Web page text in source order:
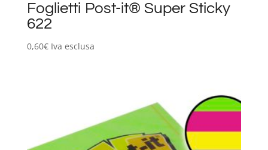
Foglietti Post-it® Super Sticky
622
0,60€ Iva esclusa